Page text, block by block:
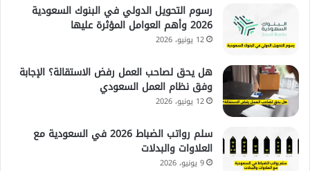
رسوم التحويل الدولي في البنوك السعودية
2026 وأهم العوامل المؤثرة عليها
12 يونيو، 2026
هل يحق لصاحب العمل رفض الاستقالة؟ الإجابة
وفق نظام العمل السعودي
12 يونيو، 2026
سلم رواتب الضباط 2026 في السعودية مع
العلاوات والبدلات
9 يونيو، 2026